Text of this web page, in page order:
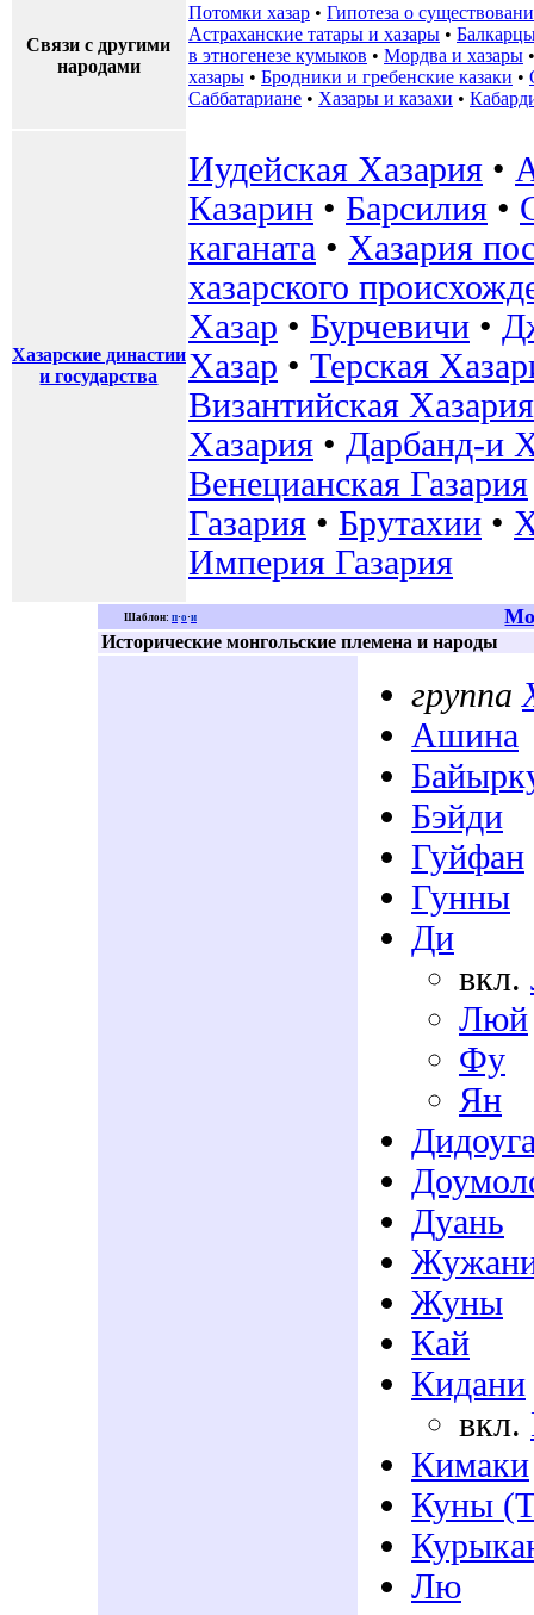
Связи с другими
народами
Потомки хазар • Гипотеза о
Астраханские татары и хазары •
в этногенезе кумыков • Мордва и хазары
хазары • Бродники и гребенские казаки •
Саббатариане • Хазары и казахи •
Хазарские династии
и государства
Иудейская Хазария •
Казарин • Барсилия •
каганата • Хазария
хазарского
Хазар • Бурчевичи •
Хазар • Терская
Византийская Хазария
Хазария • Дарбанд-и
Венецианская Газария
Газария • Брутахии •
Империя Газария
Шаблон: п·о·и
Исторические монгольские племена и народы
группа
Ашина
Бэйди
Гуйфан
Гунны
Ди
вкл.
Люй
Фу
Ян
Дуань
Жуны
Кай
Кидани
вкл.
Кимаки
Куны
Лю